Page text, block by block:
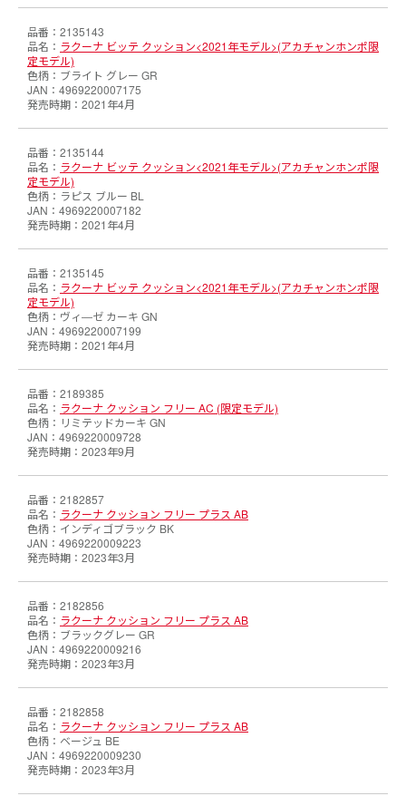
2135143
ラクーナ ビッテ クッション<2021年モデル>(アカチャンホンポ限
定モデル)
ブライト グレー GR
4969220007175
2021年4月
2135144
ラクーナ ビッテ クッション<2021年モデル>(アカチャンホンポ限
定モデル)
ラピス ブルー BL
4969220007182
2021年4月
2135145
ラクーナ ビッテ クッション<2021年モデル>(アカチャンホンポ限
定モデル)
ヴィ―ゼ カーキ GN
4969220007199
2021年4月
2189385
ラクーナ クッション フリー AC (限定モデル)
リミテッドカーキ GN
4969220009728
2023年9月
2182857
ラクーナ クッション フリー プラス AB
インディゴブラック BK
4969220009223
2023年3月
2182856
ラクーナ クッション フリー プラス AB
ブラックグレー GR
4969220009216
2023年3月
2182858
ラクーナ クッション フリー プラス AB
ベージュ BE
4969220009230
2023年3月